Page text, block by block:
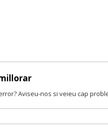
Aviseu-nos si veieu cap